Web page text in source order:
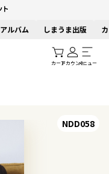
アルバム しまうま出版
カートアカウントメニュー
NDD058